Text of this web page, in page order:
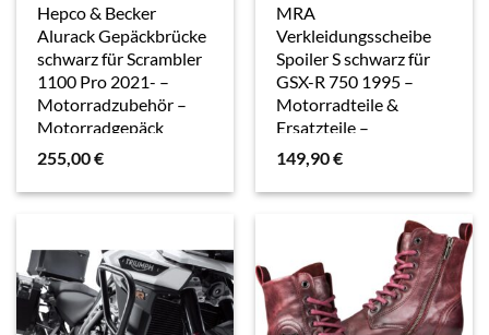
Hepco & Becker
Alurack Gepäckbrücke
schwarz für Scrambler
1100 Pro 2021- –
Motorradzubehör –
Motorradgepäck
255,00€
MRA
Verkleidungsscheibe
Spoiler S schwarz für
GSX-R 750 1995 –
Motorradteile &
Ersatzteile –
Verkleidungen &
Abdeckungen
149,90€